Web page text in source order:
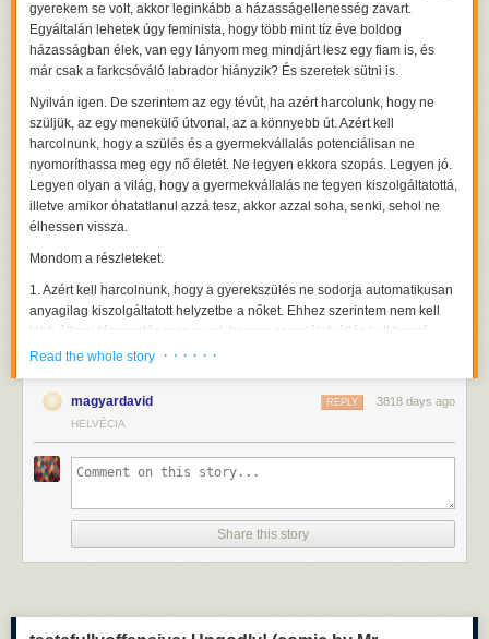
gyerekem se volt, akkor leginkább a házasságellenesség zavart.
Egyáltalán lehetek úgy feminista, hogy több mint tíz éve boldog
házasságban élek, van egy lányom meg mindjárt lesz egy fiam is, és
már csak a farkcsóváló labrador hiányzik? És szeretek sütni is.
Nyilván igen. De szerintem az egy tévút, ha azért harcolunk, hogy ne
szüljük, az egy menekülő útvonal, az a könnyebb út. Azért kell
harcolnunk, hogy a szülés és a gyermekvállalás potenciálisan ne
nyomoríthassa meg egy nő életét. Ne legyen ekkora szopás. Legyen jó.
Legyen olyan a világ, hogy a gyermekvállalás ne tegyen kiszolgáltatottá,
illetve amikor óhatatlanul azzá tesz, akkor azzal soha, senki, sehol ne
élhessen vissza.
Mondom a részleteket.
1. Azért kell harcolnunk, hogy a gyerekszülés ne sodorja automatikusan
anyagilag kiszolgáltatott helyzetbe a nőket. Ehhez szerintem nem kell
több állami támogatás meg gyed, hanem szemléletváltás kell hozzá,
tudniillik az, hogy a házasságban a két félnek azonos joga van a
Régebben járt hozzám egy nagyon kedves, értelmiségi idős hölgy,
nevezzük jogásznak, nevet is szerzett magának a szakmájában, aztán
nyugdíjba ment és kettejük közös bankszámlája felett a férje
rendelkezett. Csak neki volt bankkártyája hozzá, bár a bácsi és a néni
szeretett (volna) bevenni egy-egy algopirint, de a férj meg öregkorára
igen gyógyszerellenes lett, ezért nem adott rá neki pénzt. Nem vehetett
algopirint a saját (nem kis összegű) nyugdíjából. Ruhákat is ritkán, de
Read the whole story · · · · · ·
magyardavid 3818 days ago
REPLY
HELVÉCIA
Share this story